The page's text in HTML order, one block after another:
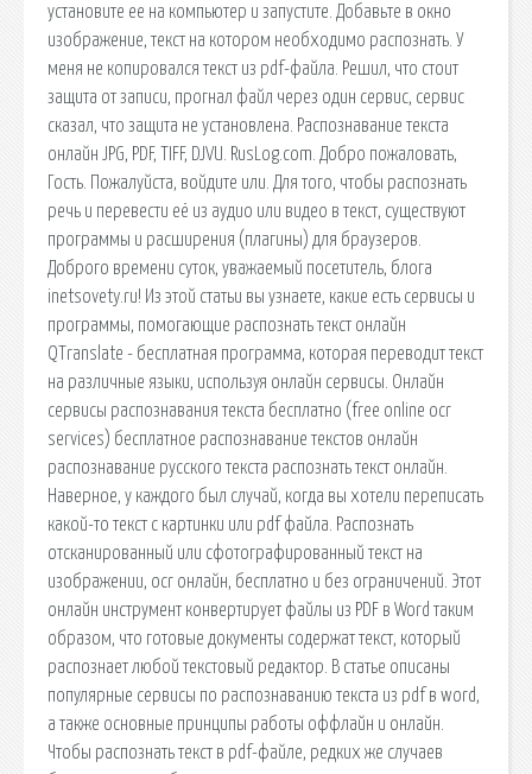
установите ее на компьютер и запустите. Добавьте в окно
изображение, текст на котором необходимо распознать. У
меня не копировался текст из pdf-файла. Решил, что стоит
защита от записи, прогнал файл через один сервис, сервис
сказал, что защита не установлена. Распознавание текста
онлайн JPG, PDF, TIFF, DJVU. RusLog.com. Добро пожаловать,
Гость. Пожалуйста, войдите или. Для того, чтобы распознать
речь и перевести её из аудио или видео в текст, существуют
программы и расширения (плагины) для браузеров.
Доброго времени суток, уважаемый посетитель, блога
inetsovety.ru! Из этой статьи вы узнаете, какие есть сервисы и
программы, помогающие распознать текст онлайн
QTranslate - бесплатная программа, которая переводит текст
на различные языки, используя онлайн сервисы. Онлайн
сервисы распознавания текста бесплатно (free online ocr
services) бесплатное распознавание текстов онлайн
распознавание русского текста распознать текст онлайн.
Наверное, у каждого был случай, когда вы хотели переписать
какой-то текст с картинки или pdf файла. Распознать
отсканированный или сфотографированный текст на
изображении, ocr онлайн, бесплатно и без ограничений. Этот
онлайн инструмент конвертирует файлы из PDF в Word таким
образом, что готовые документы содержат текст, который
распознает любой текстовый редактор. В статье описаны
популярные сервисы по распознаванию текста из pdf в word,
а также основные принципы работы оффлайн и онлайн.
Чтобы распознать текст в pdf-файле, редких же случаев